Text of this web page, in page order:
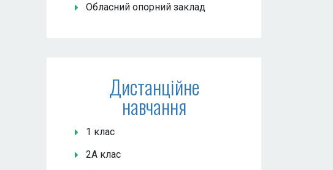
Обласний опорний заклад
Дистанційне
навчання
1 клас
2А клас